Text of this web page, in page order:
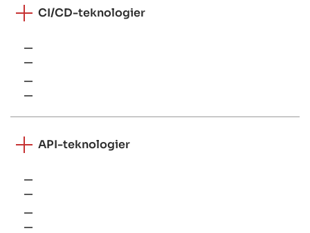
CI/CD-teknologier
API-teknologier